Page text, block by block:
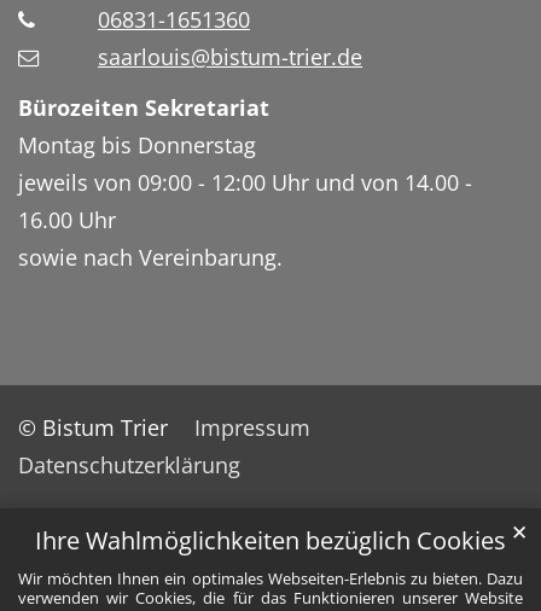
Ihre Wahlmöglichkeiten bezüglich Cookies
Wir möchten Ihnen ein optimales Webseiten-Erlebnis zu bieten. Dazu
verwenden wir Cookies, die für das Funktionieren unserer Website
✕
06831-1651360
saarlouis@bistum-trier.de
Bürozeiten Sekretariat
Montag bis Donnerstag
jeweils von 09:00 - 12:00 Uhr und von 14.00 -
16.00 Uhr
sowie nach Vereinbarung.
© Bistum Trier
Impressum
Datenschutzerklärung